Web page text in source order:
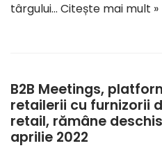
târgului… Citește mai mult »
B2B Meetings,
retailerii cu furnizorii
retail, rămâne
aprilie 2022